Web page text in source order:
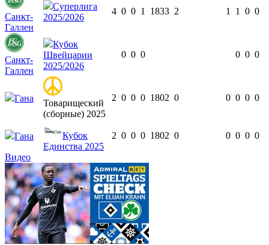
Санкт-
Галлен
Суперлига
2025/2026
4 0 0 1 1833 2 1 1 0 0
Санкт-
Галлен
Кубок
Швейцарии
2025/2026
0 0 0 0 0 0
Гана
Товарищеский
(сборные) 2025
2 0 0 0 1802 0 0 0 0 0
Гана
Кубок
Единства 2025
2 0 0 0 1802 0 0 0 0 0
Видео